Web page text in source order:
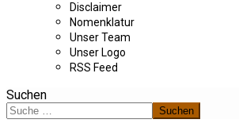
Disclaimer
Nomenklatur
Unser Team
Unser Logo
RSS Feed
Suchen
Suchen